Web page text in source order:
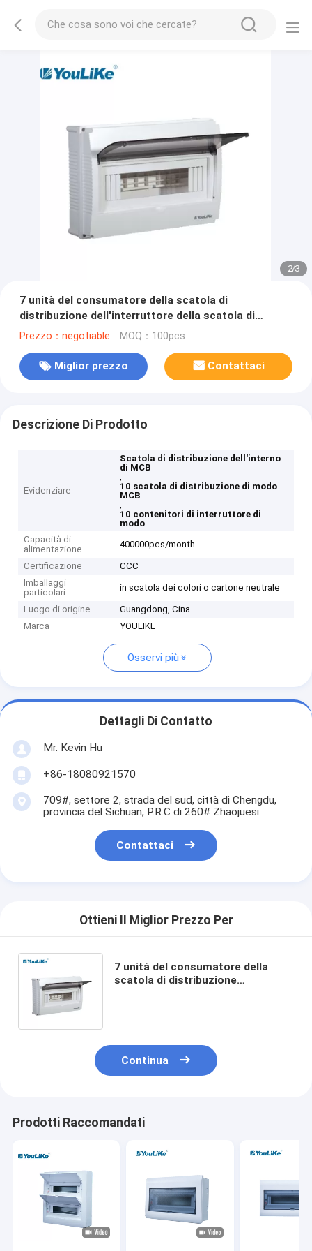
2/3
7 unità del consumatore della scatola di
distribuzione dell'interruttore della scatola di
distribuzione di Mcb di modo
Prezzo：negotiable MOQ：100pcs
Miglior prezzo Contattaci
Descrizione Di Prodotto
Evidenziare
Scatola di distribuzione dell'interno
di MCB
,
10 scatola di distribuzione di modo
MCB
,
10 contenitori di interruttore di
modo
Capacità di
alimentazione
400000pcs/month
Certificazione
CCC
Imballaggi
particolari
in scatola dei colori o cartone neutrale
Luogo di origine
Guangdong, Cina
Marca
YOULIKE
Osservi più
Dettagli Di Contatto
Mr. Kevin Hu
+86-18080921570
709#, settore 2, strada del sud, città di Chengdu,
provincia del Sichuan, P.R.C di 260# Zhaojuesi.
Contattaci
Ottieni Il Miglior Prezzo Per
7 unità del consumatore della
scatola di distribuzione
Continua
Prodotti Raccomandati